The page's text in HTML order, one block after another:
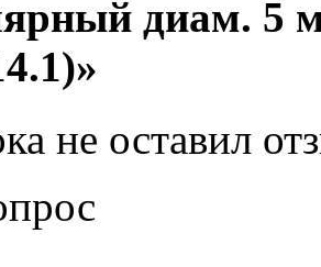
диам. 5
не оставил